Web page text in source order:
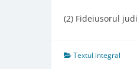
(2) Fideiusorul
Textul integral